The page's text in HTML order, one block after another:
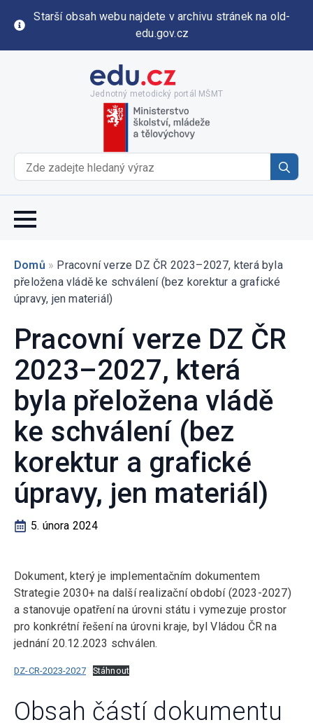
Starší obsah webu najdete v archivu stránek na old-
edu.gov.cz
Jednotný metodický portál MŠMT
for:
Domů » Pracovní verze DZ ČR 2023–2027, která byla
přeložena vládě ke schválení (bez korektur a grafické
úpravy, jen materiál)
Pracovní verze DZ ČR
2023–2027, která
byla přeložena vládě
ke schválení (bez
korektur a grafické
úpravy, jen materiál)
5. února 2024
Dokument, který je implementačním dokumentem
Strategie 2030+ na další realizační období (2023-2027)
a stanovuje opatření na úrovni státu​ i vymezuje prostor
pro konkrétní řešení na úrovni kraje,​ byl Vládou ČR na
jednání 20.12.2023 schválen.
DZ-CR-2023-2027 Stáhnout
Obsah částí dokumentu